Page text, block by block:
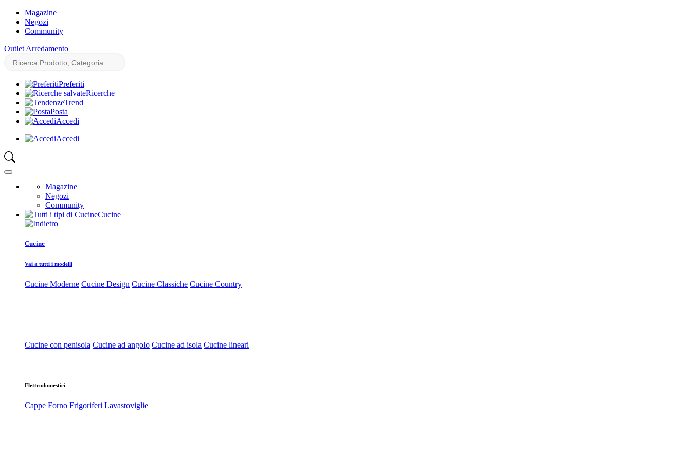
Magazine
Negozi
Community
Outlet Arredamento
Preferiti
Ricerche
Trend
Posta
Accedi
Accedi
Magazine
Negozi
Community
Cucine
Cucine
Vai a tutti i modelli
Cucine Moderne Cucine Design Cucine Classiche Cucine Country
Cucine con penisola Cucine ad angolo Cucine ad isola Cucine lineari
Elettrodomestici
Cappe Forno Frigoriferi Lavastoviglie